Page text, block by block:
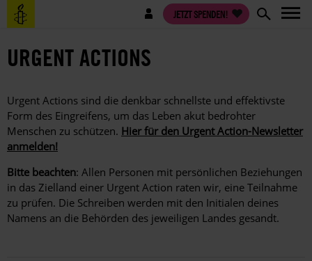
Direkt
zum
Benutzermenü JETZT SPENDEN!
URGENT ACTIONS
Urgent Actions sind die denkbar schnellste und effektivste
Form des Eingreifens, um das Leben akut bedrohter
Menschen zu schützen. Hier für den Urgent Action-Newsletter
anmelden!
Bitte beachten: Allen Personen mit persönlichen Beziehungen
in das Zielland einer Urgent Action raten wir, eine Teilnahme
zu prüfen. Die Schreiben werden mit den Initialen deines
Namens an die Behörden des jeweiligen Landes gesandt.